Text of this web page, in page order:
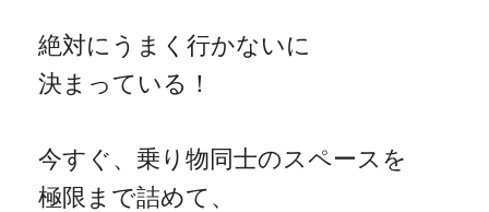
絶対にうまく行かないに
決まっている！
今すぐ、乗り物同士のスペースを
極限まで詰めて、